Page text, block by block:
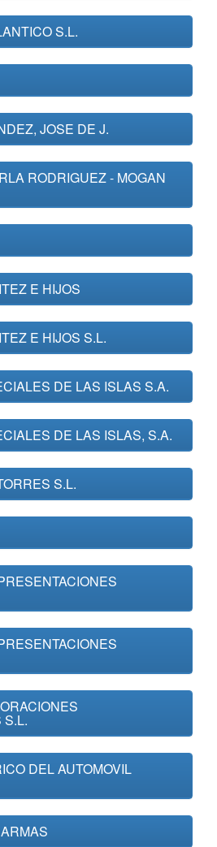
S.L.
JOSE DE J.
RODRIGUEZ - MOGAN
E HIJOS
E HIJOS S.L.
DE LAS ISLAS S.A.
DE LAS ISLAS, S.A.
S.L.
S.L.
DEL AUTOMOVIL